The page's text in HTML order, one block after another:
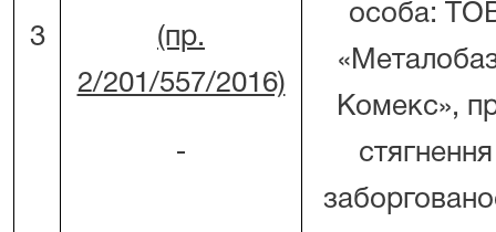
3
(пр.
2/201/557/2016)
особа:
Комекс»,
стягнення